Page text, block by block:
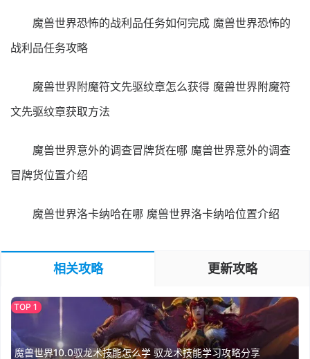
魔兽世界恐怖的战利品任务如何完成 魔兽世界恐怖的
战利品任务攻略
魔兽世界附魔符文先驱纹章怎么获得 魔兽世界附魔符
文先驱纹章获取方法
魔兽世界意外的调查冒牌货在哪 魔兽世界意外的调查
冒牌货位置介绍
魔兽世界洛卡纳哈在哪 魔兽世界洛卡纳哈位置介绍
相关攻略 更新攻略
魔兽世界10.0驭龙术技能怎么学 驭龙术技能学习攻略分享